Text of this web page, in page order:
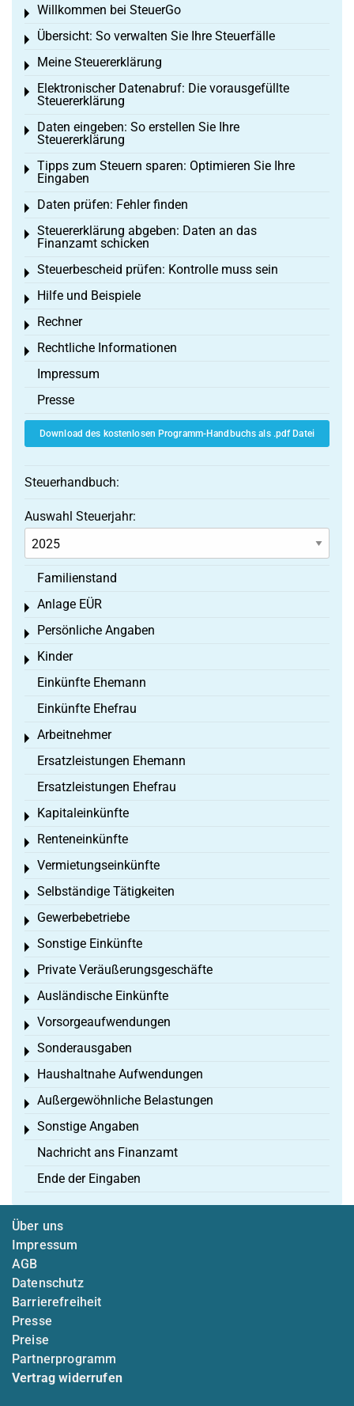
Willkommen bei SteuerGo
Toggle menu
Übersicht: So verwalten Sie Ihre Steuerfälle
Toggle menu
Meine Steuererklärung
Toggle menu
Elektronischer Datenabruf: Die vorausgefüllte
Steuererklärung
Toggle menu
Daten eingeben: So erstellen Sie Ihre
Steuererklärung
Toggle menu
Tipps zum Steuern sparen: Optimieren Sie Ihre
Eingaben
Toggle menu
Daten prüfen: Fehler finden
Toggle menu
Steuererklärung abgeben: Daten an das
Finanzamt schicken
Toggle menu
Steuerbescheid prüfen: Kontrolle muss sein
Toggle menu
Hilfe und Beispiele
Toggle menu
Rechner
Toggle menu
Rechtliche Informationen
Toggle menu
Impressum
Presse
Download des kostenlosen Programm-Handbuchs als .pdf Datei
Steuerhandbuch:
Auswahl Steuerjahr:
Familienstand
Anlage EÜR
Toggle menu
Persönliche Angaben
Toggle menu
Kinder
Toggle menu
Einkünfte Ehemann
Einkünfte Ehefrau
Arbeitnehmer
Toggle menu
Ersatzleistungen Ehemann
Ersatzleistungen Ehefrau
Kapitaleinkünfte
Toggle menu
Renteneinkünfte
Toggle menu
Vermietungseinkünfte
Toggle menu
Selbständige Tätigkeiten
Toggle menu
Gewerbebetriebe
Toggle menu
Sonstige Einkünfte
Toggle menu
Private Veräußerungsgeschäfte
Toggle menu
Ausländische Einkünfte
Toggle menu
Vorsorgeaufwendungen
Toggle menu
Sonderausgaben
Toggle menu
Haushaltnahe Aufwendungen
Toggle menu
Außergewöhnliche Belastungen
Toggle menu
Sonstige Angaben
Toggle menu
Nachricht ans Finanzamt
Ende der Eingaben
Über uns
Impressum
AGB
Datenschutz
Barrierefreiheit
Presse
Preise
Partnerprogramm
Vertrag widerrufen